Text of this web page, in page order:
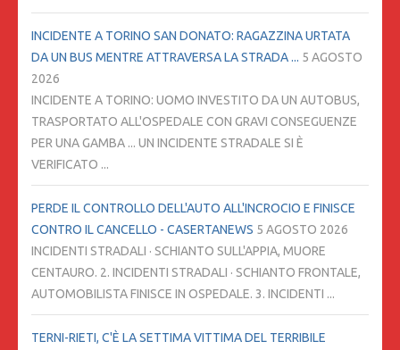
INCIDENTE A TORINO SAN DONATO: RAGAZZINA URTATA
DA UN BUS MENTRE ATTRAVERSA LA STRADA ... 5 AGOSTO
2026
INCIDENTE A TORINO: UOMO INVESTITO DA UN AUTOBUS,
TRASPORTATO ALL'OSPEDALE CON GRAVI CONSEGUENZE
PER UNA GAMBA ... UN INCIDENTE STRADALE SI È
VERIFICATO ...
PERDE IL CONTROLLO DELL'AUTO ALL'INCROCIO E FINISCE
CONTRO IL CANCELLO - CASERTANEWS 5 AGOSTO 2026
INCIDENTI STRADALI · SCHIANTO SULL'APPIA, MUORE
CENTAURO. 2. INCIDENTI STRADALI · SCHIANTO FRONTALE,
AUTOMOBILISTA FINISCE IN OSPEDALE. 3. INCIDENTI ...
TERNI-RIETI, C'È LA SETTIMA VITTIMA DEL TERRIBILE